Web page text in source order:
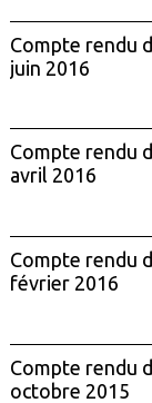
Compte rendu
juin 2016
Compte rendu
avril 2016
Compte rendu
février 2016
Compte rendu
octobre 2015